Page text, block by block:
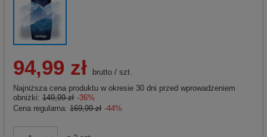
94,99 zł brutto / szt.
Najniższa cena produktu w okresie 30 dni przed wprowadzeniem
obniżki: 149,99 zł -36%
Cena regularna: 169,99 zł -44%